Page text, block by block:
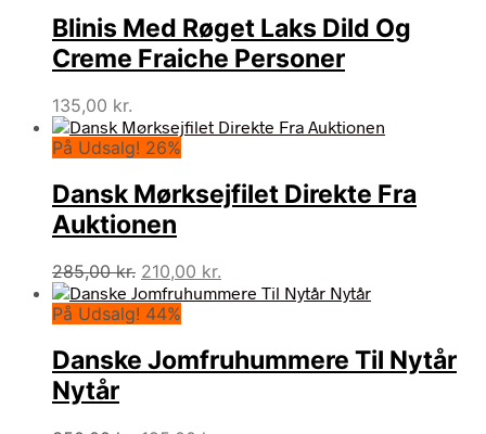
885,00 kr..295,00 kr..
Blinis Med Røget Laks Dild Og
Creme Fraiche Personer
135,00 kr.
På Udsalg! 26%
Dansk Mørksejfilet Direkte Fra
Auktionen
285,00kr. Den
oprindelige
pris
285,00 kr..
210,00 kr.
aktuelle
210,00 kr..
På Udsalg! 44%
Danske Jomfruhummere Til Nytår
Nytår